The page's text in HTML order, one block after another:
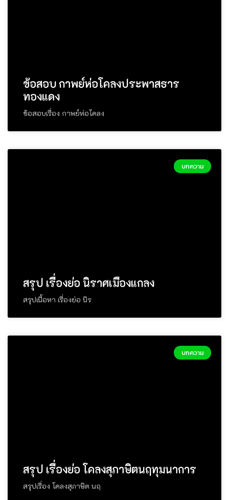
ข้อสอบ กาพย์ห่อโคลงประพาสธาร
ทองแดง
ข้อสอบเรื่อง กาพย์ห่อโคลง
บทความ
สรุป เรื่องย่อ นิราศเมืองแกลง
สรุปเนื้อหา เรื่องย่อ นิร
บทความ
สรุป เรื่องย่อ โคลงสุภาษิตนฤทุมนาการ
สรุปเรื่อง โคลงสุภาษิต นฤ